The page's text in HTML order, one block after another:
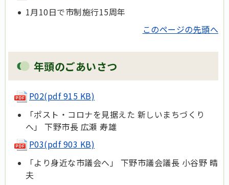
1月10日で市制施行15周年
このページの先頭へ
年頭のごあいさつ
P02(pdf 915 KB)
「ポスト・コロナを見据えた 新しいまちづくり
へ」 下野市長 広瀬 寿雄
P03(pdf 903 KB)
「より身近な市議会へ」 下野市議会議長 小谷野 晴
夫